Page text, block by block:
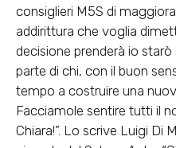
consiglieri M5S di
addirittura che voglia
decisione prenderà io
parte di chi, con il buon
tempo a costruire una
Facciamole sentire tutti il
Chiara!”. Lo scrive Luigi Di